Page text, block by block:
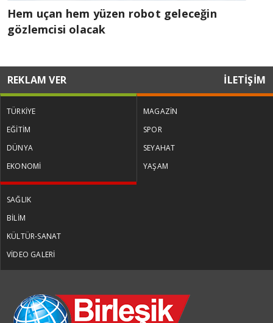
Hem uçan hem yüzen robot geleceğin
gözlemcisi olacak
REKLAM VER İLETİŞİM
TÜRKİYE
EĞİTİM
DÜNYA
EKONOMİ
MAGAZİN
SPOR
SEYAHAT
YAŞAM
SAĞLIK
BİLİM
KÜLTÜR-SANAT
VİDEO GALERİ